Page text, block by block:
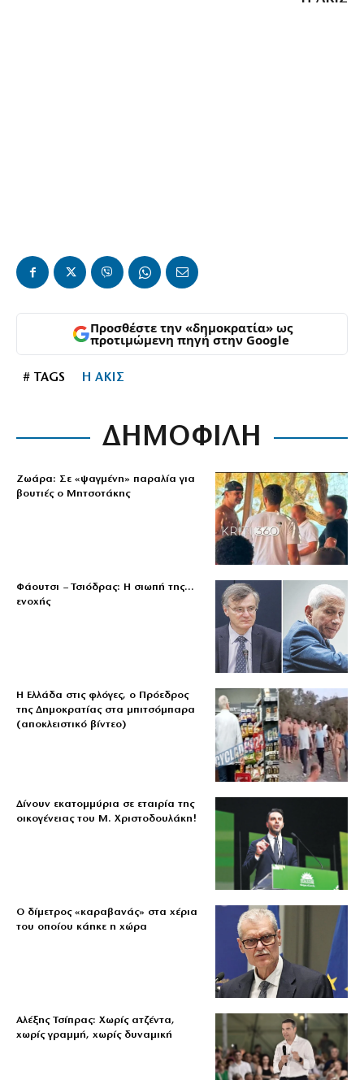
Προσθέστε την «δημοκρατία» ως
προτιμώμενη πηγή στην Google
# TAGS Η ΑΚΙΣ
ΔΗΜΟΦΙΛΗ
Ζωάρα: Σε «ψαγμένη» παραλία για
βουτιές ο Μητσοτάκης
Φάουτσι – Τσιόδρας: Η σιωπή της…
ενοχής
Η Ελλάδα στις φλόγες, ο Πρόεδρος
της Δημοκρατίας στα μπιτσόμπαρα
(αποκλειστικό βίντεο)
Δίνουν εκατομμύρια σε εταιρία της
οικογένειας του Μ. Χριστοδουλάκη!
Ο δίμετρος «καραβανάς» στα χέρια
του οποίου κάηκε η χώρα
Αλέξης Τσίπρας: Χωρίς ατζέντα,
χωρίς γραμμή, χωρίς δυναμική